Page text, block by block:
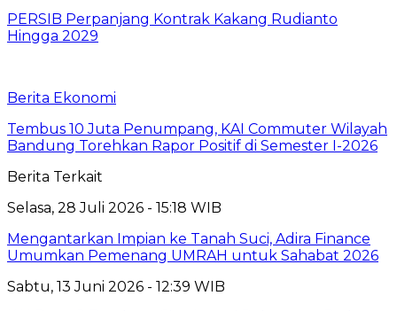
PERSIB Perpanjang Kontrak Kakang Rudianto
Hingga 2029
Berita Ekonomi
Tembus 10 Juta Penumpang, KAI Commuter Wilayah
Bandung Torehkan Rapor Positif di Semester I-2026
Berita Terkait
Selasa, 28 Juli 2026 - 15:18 WIB
Mengantarkan Impian ke Tanah Suci, Adira Finance
Umumkan Pemenang UMRAH untuk Sahabat 2026
Sabtu, 13 Juni 2026 - 12:39 WIB